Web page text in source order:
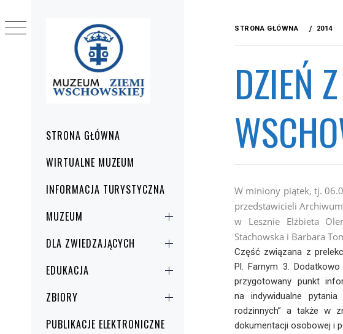
główneSTRONA GŁÓWNA
WIRTUALNE MUZEUM
INFORMACJA TURYSTYCZNA
MUZEUM
DLA ZWIEDZAJĄCYCH
EDUKACJA
ZBIORY
PUBLIKACJE ELEKTRONICZNE
STRONA GŁÓWNA 2014
DZIEŃ
W miniony piątek, tj.
przedstawicieli
w Lesznie Elżbieta
Stachowska i Barbara
Część związana z
Pl. Farnym 3.
przygotowany punkt
na indywidualne pytania
rodzinnych” a także w
dokumentacji osobowej i